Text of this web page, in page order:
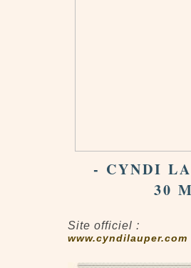
- CYNDI
30
Site officiel :
www.cyndilauper.com